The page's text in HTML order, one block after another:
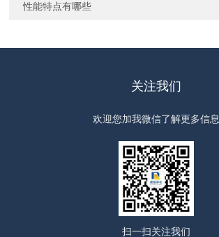
性能特点有哪些
关注我们
欢迎您加我微信了解更多信息
扫一扫关注我们